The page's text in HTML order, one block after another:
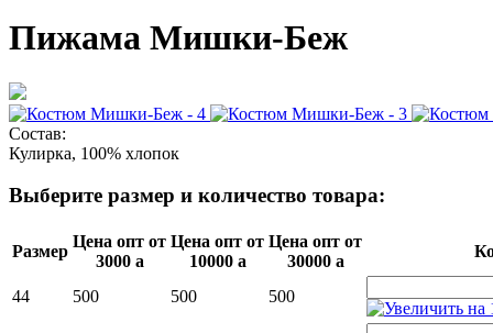
Пижама Мишки-Беж
Состав:
Кулирка, 100% хлопок
Выберите размер и количество товара:
Размер
Цена опт от
3000 a
Цена опт от
10000 a
Цена опт от
30000 a
44 500 500 500